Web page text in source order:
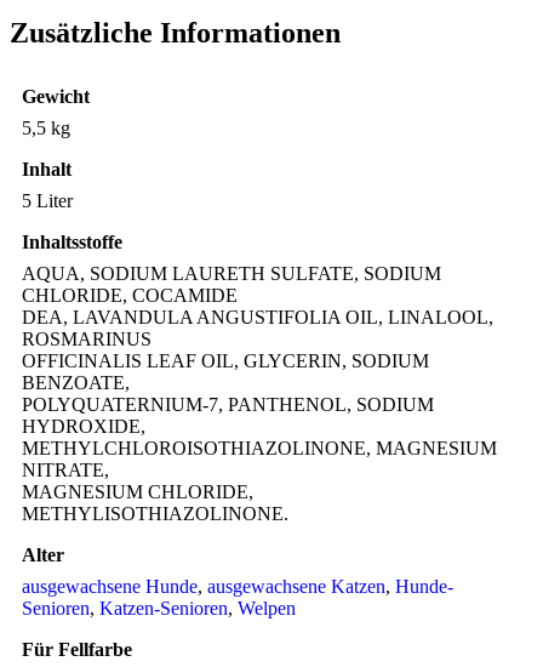
Zusätzliche Informationen
Gewicht
5,5 kg
Inhalt
5 Liter
Inhaltsstoffe
AQUA, SODIUM LAURETH SULFATE, SODIUM
CHLORIDE, COCAMIDE
DEA, LAVANDULA ANGUSTIFOLIA OIL, LINALOOL,
ROSMARINUS
OFFICINALIS LEAF OIL, GLYCERIN, SODIUM
BENZOATE,
POLYQUATERNIUM-7, PANTHENOL, SODIUM
HYDROXIDE,
METHYLCHLOROISOTHIAZOLINONE, MAGNESIUM
NITRATE,
MAGNESIUM CHLORIDE,
METHYLISOTHIAZOLINONE.
Alter
ausgewachsene Hunde, ausgewachsene Katzen, Hunde-
Senioren, Katzen-Senioren, Welpen
Für Fellfarbe